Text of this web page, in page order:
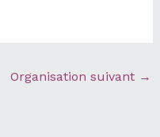
Organisation suivant →